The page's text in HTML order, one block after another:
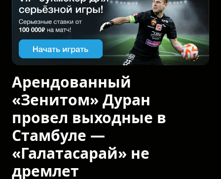
Арендованный
«Зенитом» Дуран
провел выходные в
Стамбуле —
«Галатасарай» не
дремлет